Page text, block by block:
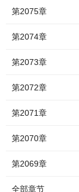
第2075章
第2074章
第2073章
第2072章
第2071章
第2070章
第2069章
全部章节